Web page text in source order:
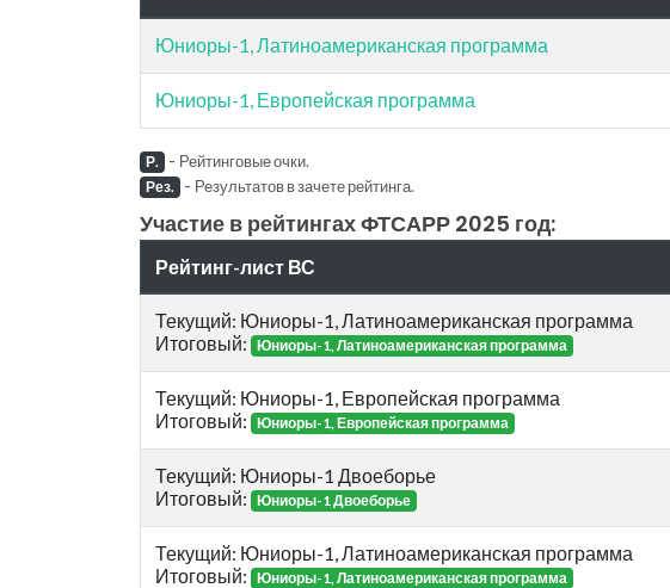
Юниоры-1, Латиноамериканская программа
Юниоры-1, Европейская программа
Р. - Рейтинговые очки.
Рез. - Результатов в зачете рейтинга.
Участие в рейтингах ФТСАРР 2025 год:
Рейтинг-лист ВС
Текущий: Юниоры-1, Латиноамериканская программа
Итоговый: Юниоры-1, Латиноамериканская программа
Текущий: Юниоры-1, Европейская программа
Итоговый: Юниоры-1, Европейская программа
Текущий: Юниоры-1 Двоеборье
Итоговый: Юниоры-1 Двоеборье
Текущий: Юниоры-1, Латиноамериканская программа
Итоговый: Юниоры-1, Латиноамериканская программа